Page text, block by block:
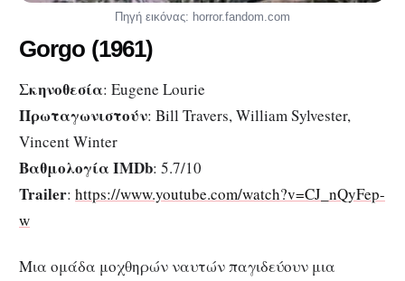
Πηγή εικόνας: horror.fandom.com
Gorgo (1961)
Σκηνοθεσία: Eugene Lourie
Πρωταγωνιστούν: Bill Travers, William Sylvester,
Vincent Winter
Βαθμολογία IMDb: 5.7/10
Trailer: https://www.youtube.com/watch?v=CJ_nQyFep-
w
Μια ομάδα μοχθηρών ναυτών παγιδεύουν μια